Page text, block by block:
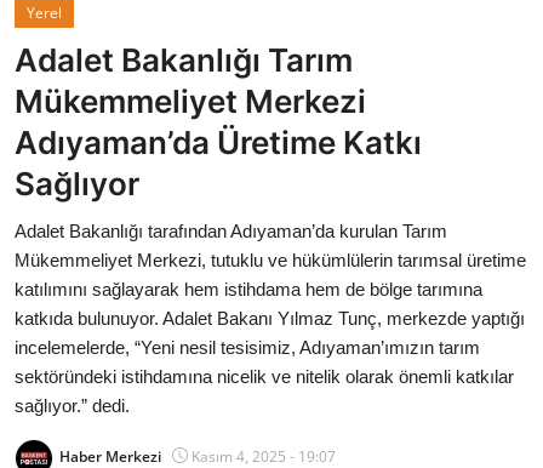
Cumhurbaşkanlığı
Bakanlıklar
Siyasi Partiler
Mülki İdare
Toplum ve Yaşam
Sivil Toplum Kuruluşları
Kamu Kurumları ve Üst Kurullar
Resmi Reklamlar
Yerel
Adalet Bakanlığı Tarım
Mükemmeliyet Merkezi
Adıyaman’da Üretime Katkı
Sağlıyor
Adalet Bakanlığı tarafından Adıyaman’da kurulan Tarım
Mükemmeliyet Merkezi, tutuklu ve hükümlülerin tarımsal üretime
katılımını sağlayarak hem istihdama hem de bölge tarımına
katkıda bulunuyor. Adalet Bakanı Yılmaz Tunç, merkezde yaptığı
incelemelerde, “Yeni nesil tesisimiz, Adıyaman’ımızın tarım
sektöründeki istihdamına nicelik ve nitelik olarak önemli katkılar
sağlıyor.” dedi.
Haber Merkezi Kasım 4, 2025 - 19:07